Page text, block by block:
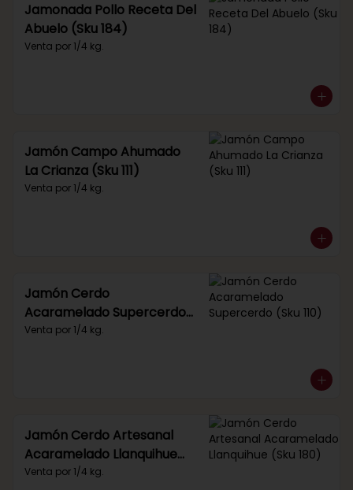
Jamonada Pollo Receta Del
Abuelo (Sku 184)
Venta por 1/4 kg.
Jamón Campo Ahumado
La Crianza (Sku 111)
Venta por 1/4 kg.
Jamón Cerdo
Acaramelado Supercerdo
(Sku 110)
Venta por 1/4 kg.
Jamón Cerdo Artesanal
Acaramelado Llanquihue
(Sku 180)
Venta por 1/4 kg.